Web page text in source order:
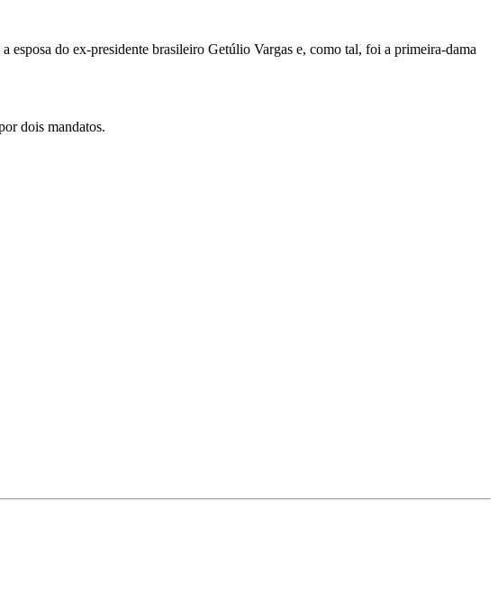
do ex-presidente brasileiro Getúlio Vargas e, como tal, foi a primeira-dama
dois mandatos.